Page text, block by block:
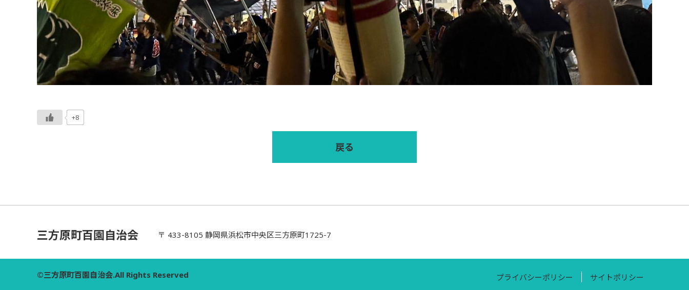
+8
戻る
三方原町百園自治会 〒 433-8105 静岡県浜松市中央区三方原町1725-7
©三方原町百園自治会.All Rights Reserved プライバシーポリシー サイトポリシー